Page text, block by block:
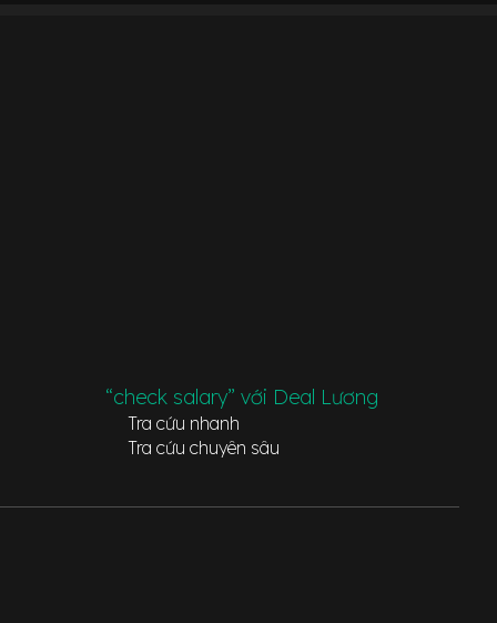
“check salary” với Deal Lương
Tra cứu nhanh
Tra cứu chuyên sâu